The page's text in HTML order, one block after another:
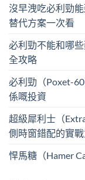
沒早洩吃必利勁
替代方案一次看
必利勁不能和哪
全攻略
必利勁（Poxet-
係嘅投資
超級犀利士（
側時窗錯配的實
悍馬糖（Hamer